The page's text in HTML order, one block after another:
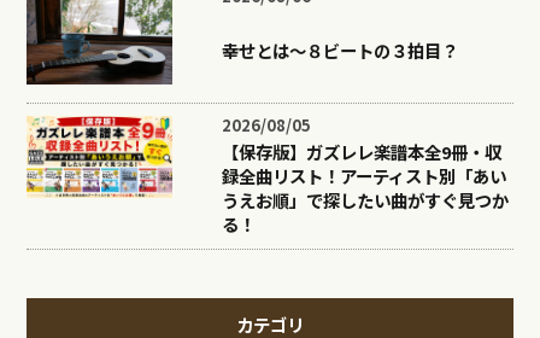
幸せとは〜８ビートの３拍目？
2026/08/05
【保存版】ガズレレ楽譜本全9冊・収
録全曲リスト！アーティスト別「あい
うえお順」で探したい曲がすぐ見つか
る！
カテゴリ